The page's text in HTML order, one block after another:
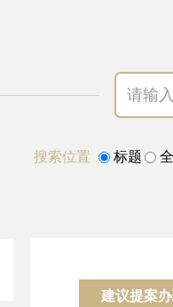
搜索位置 标题
建议提案